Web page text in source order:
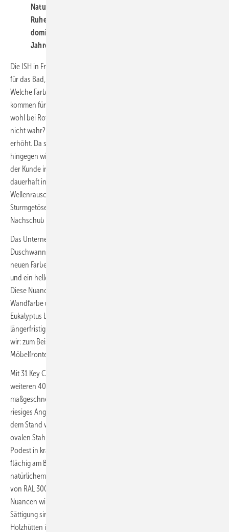
Naturtöne feiern ihr Comeback. Gedämpfte Farben bieten
Ruhe und Klasse, eine willkommene Abwechslung zum
dominierenden Weiß und den Knallfarben der letzten
Jahre.
Die ISH in Frankfurt zeigte zahllose inspirierende Gestaltungsbeispiele
für das Bad, oft mit dem Fokus auf Farbwirkung. Aber Hand aufs Herz:
Welche Farben aus dem bunten Kaleidoskop der Möglichkeiten
kommen für die Badplanung realistischerweise infrage? Ist Ihnen z. B.
wohl bei Rot im Bad? Signalrot erinnert an Blut und macht aggressiv,
nicht wahr? Feuerlöscher und Lippenstift sind rot, was den Puls
erhöht. Da sind wir lieber vorsichtig. Himbeerrot und Pink erscheinen
hingegen wie ein Zuckerwatte-­Universum. Welches Grün hilft, dass
der Kunde in seiner privaten Dschungeloase möglichst schnell und
dauerhaft innere Ruhe bei äußerer Frische findet? Blau mutet an wie
Wellen­rauschen im heimischen Bad, aber ohne Salz in der Luft und
Sturmgetöse; tiefenentspannend, bis man merkt, dass es keinen
Nachschub für die leere Zahnpastatube gibt.
Das Unternehmen Bette präsentierte seine Neuheiten, die
Duschwanne Ultra Space und die ­Ablaufgarnitur Compact+ in der
neuen Farbe „Salvia“, was zu Deutsch nichts anderes als Salbei heißt
und ein helles, zurückhaltendes und vor allem sicheres Blaugrün ist.
Diese Nuance ist in der Möbelbranche seit Jahren zu beobachten. Als
Wandfarbe und in der Dekoszene kommt ein ähnlicher Ton oft als
Eukalyptus benannt vor. Was sich in anderen Branchen bereits
längerfristig bewährt hat, wird auch gut im Bad funktionieren, denken
wir: zum Beispiel als kühler Kontrast zu den warmen Hölzern der
Möbelfronten, seien sie hell wie Eiche oder dunkel wie Nussbaum.
Mit 31 Key Colours, also Standard- oder Schlüsselfarben, und
weiteren 40 sogenannten Bespoke Colours, die quasi
maßgeschneidert im Kundenwunsch möglich sind, hat Bette ein
riesiges Angebot für emaillierte Badelemente. Absolutes Highlight auf
dem Stand war für uns allerdings die Präsentation einer freistehenden
ovalen Stahlwanne in Weiß, platziert mit fast sakraler Aura auf einem
Podest in kräftigem gebrannten Terra-di-Siena-Rot und Terrazzo
flächig am Boden, umgeben von komplementärem, kräftigem,
natürlichem Grün an Decke und Wänden. Wir sind hier weit entfernt
von RAL 3000 und Alarm-Rot. Die beiden sorgfältig gewählten
Nuancen wirken harmonisch, weil sie von ähnlicher Helligkeit und
Sättigung sind. Man könnte bei dem Farbklang fast an schwedenrote
Holzhütten in den Wäldern Skandinaviens denken, was eine